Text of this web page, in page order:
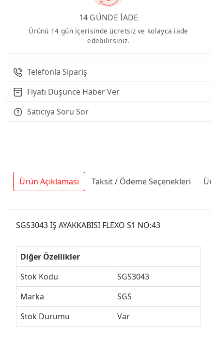
14 GÜNDE İADE
Ürünü 14 gün içerisinde ücretsiz ve kolayca iade
edebilirsiniz.
Telefonla Sipariş
Fiyatı Düşünce Haber Ver
Satıcıya Soru Sor
Ürün Açıklaması Taksit / Ödeme Seçenekleri
SGS3043 İŞ AYAKKABISI FLEXO S1 NO:43
Diğer Özellikler
Stok Kodu
SGS3043
Marka
SGS
Stok Durumu
Var